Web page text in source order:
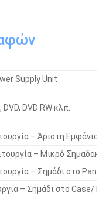
Supply Unit
DVD RW κλπ.
– Άριστη Εμφάνιση
– Μικρό
– Σημάδι στο
– Σημάδι στο Case/